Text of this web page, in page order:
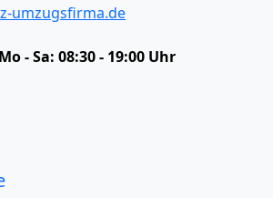
umzugsfirma.de
Mo - Sa: 08:30 - 19:00 Uhr